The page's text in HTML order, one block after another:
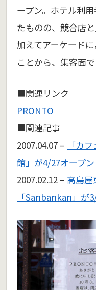
ープン。ホテル利
たものの、競合店
加えてアーケード
ことから、集客面
■関連リンク
PRONTO
■関連記事
2007.04.07 –
「カ
館」が4/27オープン
2007.02.12 – 高島屋
「Sanbankan」が